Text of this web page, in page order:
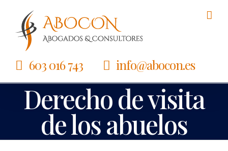
Saltar
contenido
603 016 743 info@abocon.es
Derecho de visita
de los abuelos